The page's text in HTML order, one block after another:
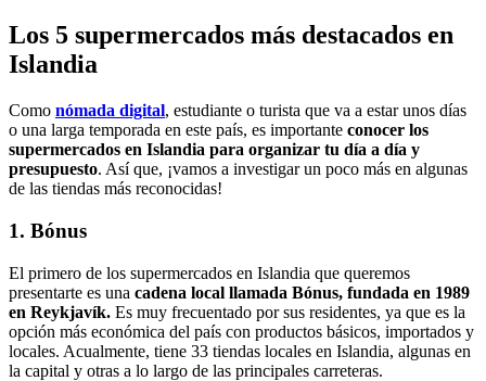
Los 5 supermercados más destacados en
Islandia
Como nómada digital, estudiante o turista que va a estar unos días
o una larga temporada en este país, es importante conocer los
supermercados en Islandia para organizar tu día a día y
presupuesto. Así que, ¡vamos a investigar un poco más en algunas
de las tiendas más reconocidas!
1. Bónus
El primero de los supermercados en Islandia que queremos
presentarte es una cadena local llamada Bónus, fundada en 1989
en Reykjavík. Es muy frecuentado por sus residentes, ya que es la
opción más económica del país con productos básicos, importados y
locales. Acualmente, tiene 33 tiendas locales en Islandia, algunas en
la capital y otras a lo largo de las principales carreteras.